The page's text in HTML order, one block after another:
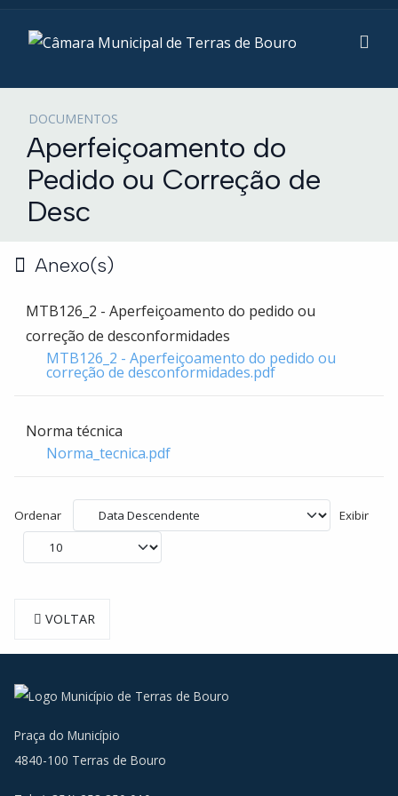
DOCUMENTOS
Aperfeiçoamento do
Pedido ou Correção de
Desc
Anexo(s)
MTB126_2 - Aperfeiçoamento do pedido ou
correção de desconformidades
MTB126_2 - Aperfeiçoamento do pedido ou
correção de desconformidades.pdf
Norma técnica
Norma_tecnica.pdf
Ordenar Exibir
VOLTAR
Praça do Município
4840-100 Terras de Bouro